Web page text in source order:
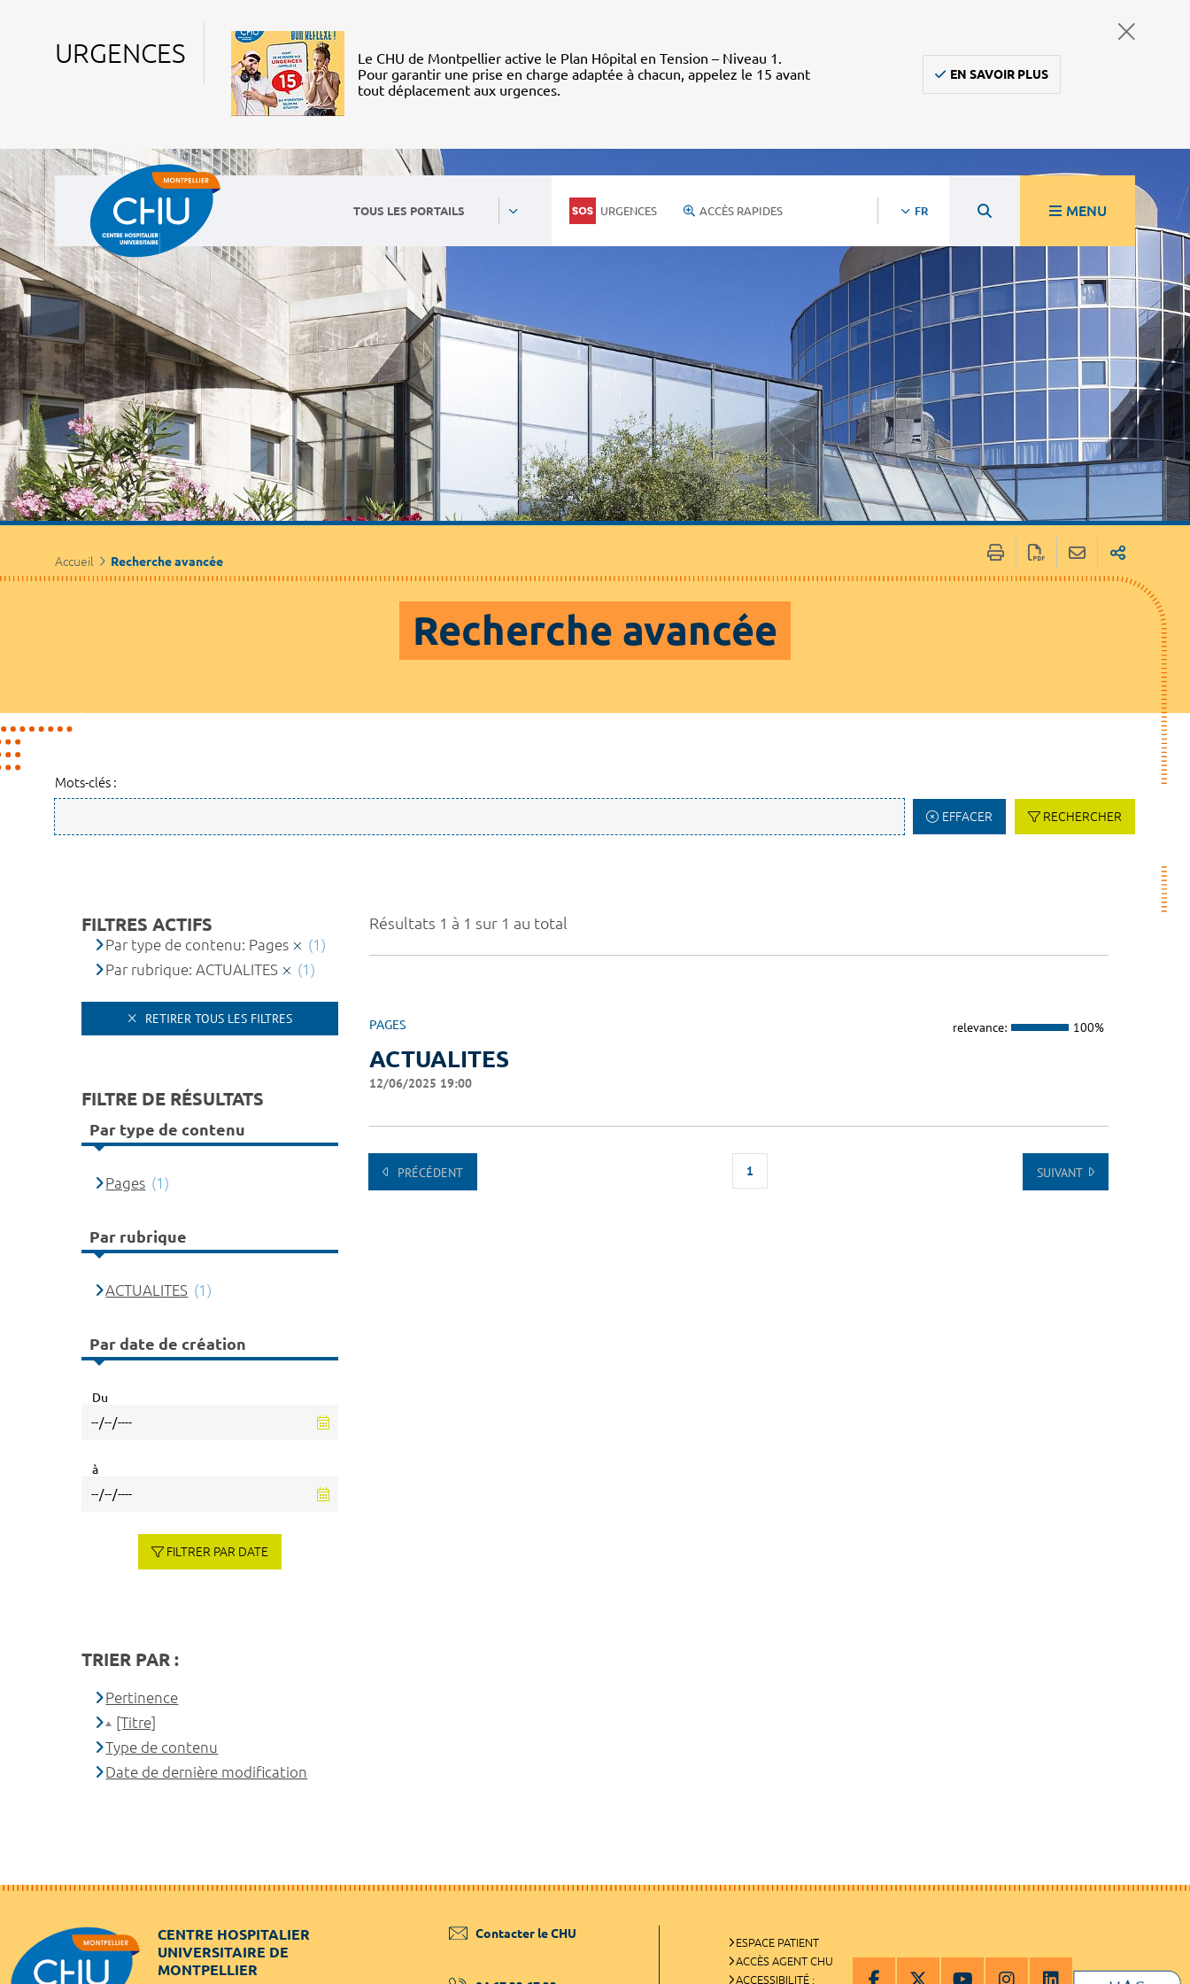
URGENCES
Le CHU de Montpellier active le Plan Hôpital en Tension – Niveau 1.
Pour garantir une prise en charge adaptée à chacun, appelez le 15 avant
tout déplacement aux urgences.
EN SAVOIR PLUS
TOUS LES PORTAILS URGENCES ACCÈS RAPIDES FR MENU
Accueil Recherche avancée
Recherche avancée
Mots-clés :
EFFACER RECHERCHER
Résultats 1 à 1 sur 1 au total
PAGES relevance: 100%
ACTUALITES
12/06/2025 19:00
PRÉCÉDENT 1 SUIVANT
FILTRES ACTIFS
Par type de contenu: Pages
(1)
Par rubrique: ACTUALITES
(1)
RETIRER TOUS LES FILTRES
FILTRE DE RÉSULTATS
Par type de contenu
Pages (1)
Par rubrique
ACTUALITES (1)
Par date de création
Du
à
FILTRER PAR DATE
TRIER PAR :
Pertinence
[Titre]
Type de contenu
Date de dernière modification
CENTRE HOSPITALIER
UNIVERSITAIRE DE
MONTPELLIER
Contacter le CHU
ESPACE PATIENT
ACCÈS AGENT CHU
ACCESSIBILITÉ :